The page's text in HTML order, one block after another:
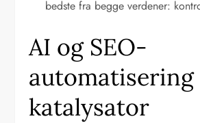
bedste fra begge verdener:
AI og SEO-
automatisering
katalysator